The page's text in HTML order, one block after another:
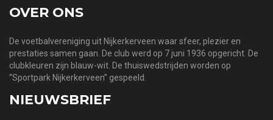
OVER ONS
De voetbalvereniging uit Nijkerkerveen waar sfeer, plezier en
prestaties samen gaan. De club werd op 7 juni 1936 opgericht. De
clubkleuren zijn blauw-wit. De thuiswedstrijden worden op
“Sportpark Nijkerkerveen” gespeeld.
NIEUWSBRIEF